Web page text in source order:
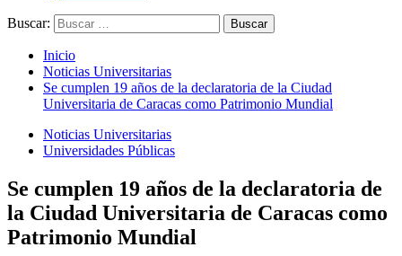
Buscar:
Inicio
Noticias Universitarias
Se cumplen 19 años de la declaratoria de la Ciudad
Universitaria de Caracas como Patrimonio Mundial
Noticias Universitarias
Universidades Públicas
Se cumplen 19 años de la declaratoria de
la Ciudad Universitaria de Caracas como
Patrimonio Mundial